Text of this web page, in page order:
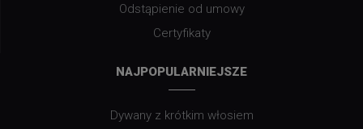
Odstąpienie od umowy
Certyfikaty
NAJPOPULARNIEJSZE
Dywany z krótkim włosiem